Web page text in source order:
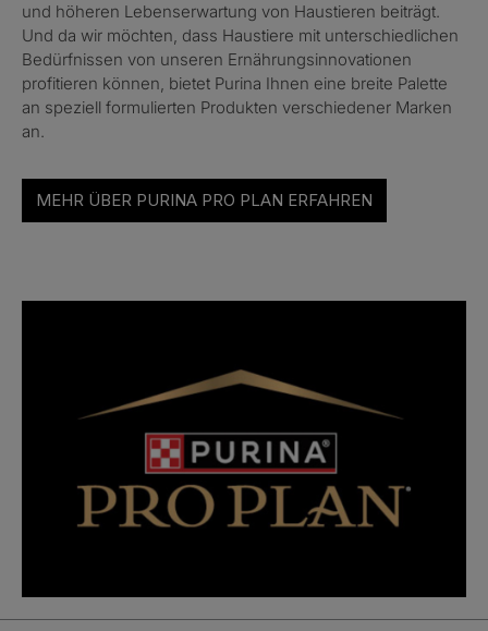
und höheren Lebenserwartung von Haustieren beiträgt.
Und da wir möchten, dass Haustiere mit unterschiedlichen
Bedürfnissen von unseren Ernährungsinnovationen
profitieren können, bietet Purina Ihnen eine breite Palette
an speziell formulierten Produkten verschiedener Marken
an.
MEHR ÜBER PURINA PRO PLAN ERFAHREN